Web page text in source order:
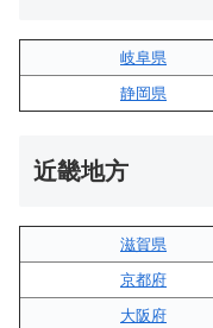
岐阜県
静岡県
近畿地方
滋賀県
京都府
大阪府